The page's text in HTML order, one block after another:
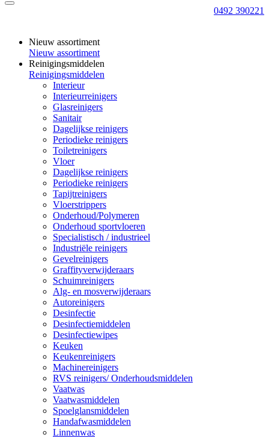
0492 390221
Nieuw assortiment
Nieuw assortiment
Reinigingsmiddelen
Reinigingsmiddelen
Interieur
Interieurreinigers
Glasreinigers
Sanitair
Dagelijkse reinigers
Periodieke reinigers
Toiletreinigers
Vloer
Dagelijkse reinigers
Periodieke reinigers
Tapijtreinigers
Vloerstrippers
Onderhoud/Polymeren
Onderhoud sportvloeren
Specialistisch / industrieel
Industriële reinigers
Gevelreinigers
Graffityverwijderaars
Schuimreinigers
Alg- en mosverwijderaars
Autoreinigers
Desinfectie
Desinfectiemiddelen
Desinfectiewipes
Keuken
Keukenreinigers
Machinereinigers
RVS reinigers/ Onderhoudsmiddelen
Vaatwas
Vaatwasmiddelen
Spoelglansmiddelen
Handafwasmiddelen
Linnenwas